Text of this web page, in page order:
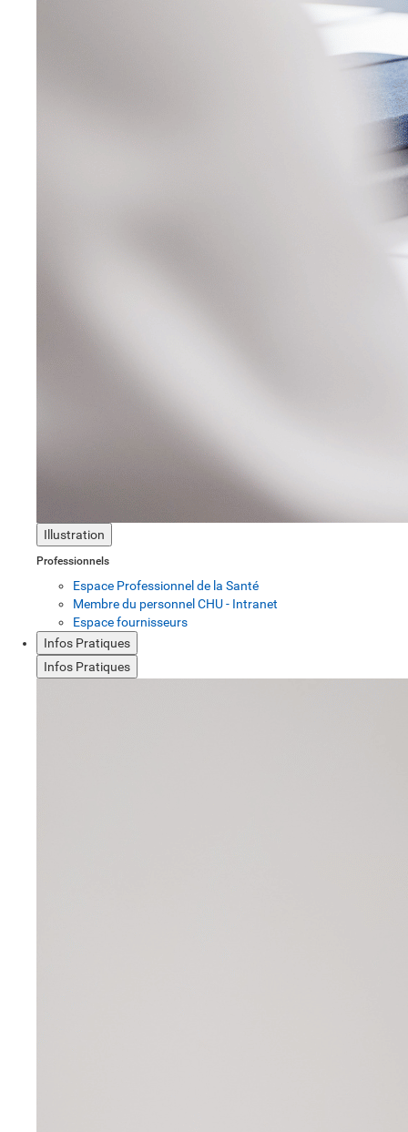
Illustration
Professionnels
Espace Professionnel de la Santé
Membre du personnel CHU - Intranet
Espace fournisseurs
Infos Pratiques
Infos Pratiques